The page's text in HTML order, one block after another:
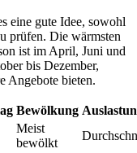
eine gute Idee, sowohl
prüfen. Die wärmsten
ist im April, Juni und
bis Dezember,
Angebote bieten.
Bewölkung
Meist
bewölkt